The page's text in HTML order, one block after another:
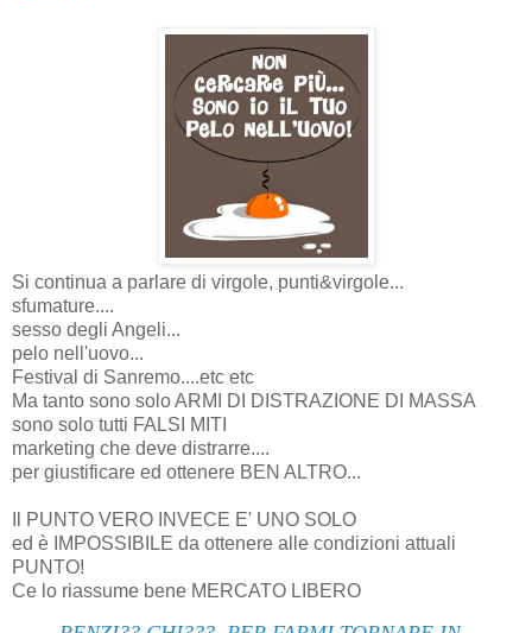
Si continua a parlare di virgole, punti&virgole...
sfumature....
sesso degli Angeli...
pelo nell'uovo...
Festival di Sanremo....etc etc
Ma tanto sono solo ARMI DI DISTRAZIONE DI MASSA
sono solo tutti FALSI MITI
marketing che deve distrarre....
per giustificare ed ottenere BEN ALTRO...
Il PUNTO VERO INVECE E' UNO SOLO
ed è IMPOSSIBILE da ottenere alle condizioni attuali
PUNTO!
Ce lo riassume bene MERCATO LIBERO